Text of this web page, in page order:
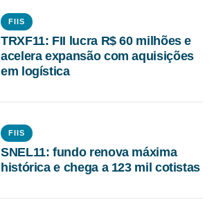
FIIS
TRXF11: FII lucra R$ 60 milhões e
acelera expansão com aquisições
em logística
FIIS
SNEL11: fundo renova máxima
histórica e chega a 123 mil cotistas